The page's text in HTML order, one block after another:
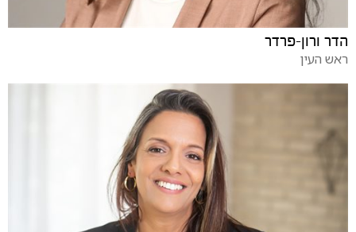
הדר ורון-פרדר
ראש העין